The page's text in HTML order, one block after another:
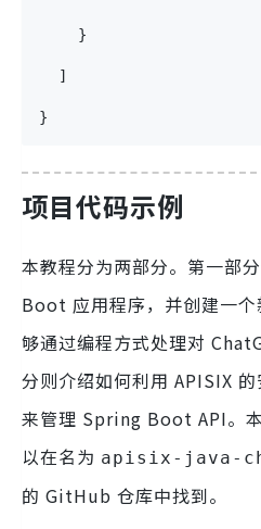
    }
  ]
}
项目代码示例
本教程分为两部分。第一部
Boot 应用程序，并创建一
够通过编程方式处理对
分则介绍如何利用 APISIX
来管理 Spring Boot API。
以在名为 apisix-java-
的 GitHub 仓库中找到。